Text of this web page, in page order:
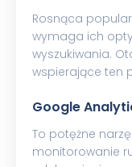
Rosnąca
wymaga ich
wyszukiwania.
wspierające ten
Google
To potężne
monitorowanie